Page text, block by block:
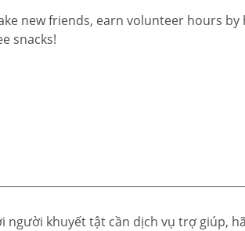
new friends, earn volunteer hours
snacks!
khuyết tật cần dịch vụ trợ giúp,